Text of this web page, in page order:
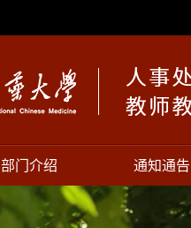
部门介绍 通知通告